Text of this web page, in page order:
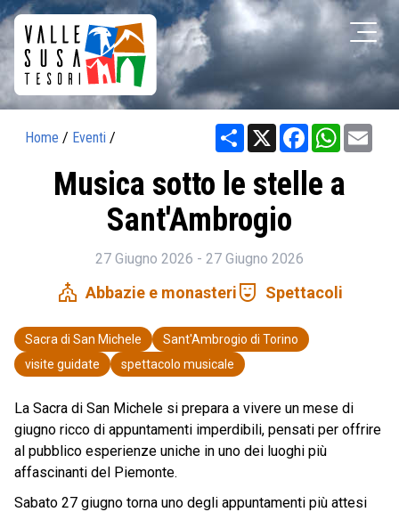
Home / Eventi / Share X Facebook
Musica sotto le stelle a
Sant'Ambrogio
27 Giugno 2026 - 27 Giugno 2026
church Abbazie e monastericomedy_mask Spettacoli
Sacra di San Michele
Sant'Ambrogio di Torino
visite guidate
spettacolo musicale
La Sacra di San Michele si prepara a vivere un mese di
giugno ricco di appuntamenti imperdibili, pensati per offrire
al pubblico esperienze uniche in uno dei luoghi più
affascinanti del Piemonte.
Sabato 27 giugno torna uno degli appuntamenti più attesi